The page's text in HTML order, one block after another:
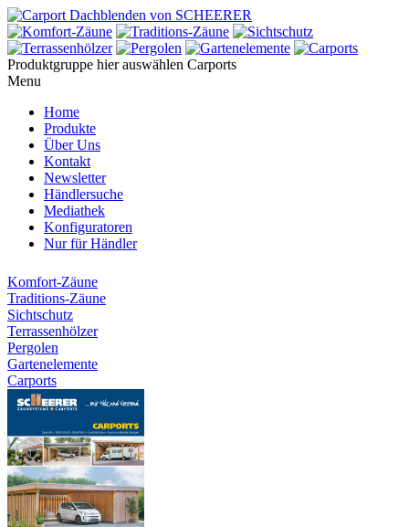
Produktgruppe hier auswählen Carports
Menu
Home
Produkte
Über Uns
Kontakt
Newsletter
Händlersuche
Mediathek
Konfiguratoren
Nur für Händler
Komfort-Zäune
Traditions-Zäune
Sichtschutz
Terrassenhölzer
Pergolen
Gartenelemente
Carports